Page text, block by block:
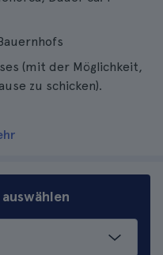
(mit der Möglichkeit,
zu schicken).